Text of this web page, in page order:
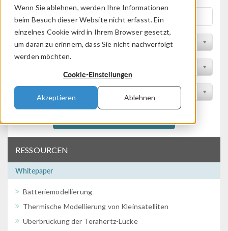
Wenn Sie ablehnen, werden Ihre Informationen
beim Besuch dieser Website nicht erfasst. Ein
einzelnes Cookie wird in Ihrem Browser gesetzt,
um daran zu erinnern, dass Sie nicht nachverfolgt
werden möchten.
Cookie-Einstellungen
Akzeptieren Ablehnen
Nach Themengebiet filtern
RESSOURCEN
Whitepaper
Batteriemodellierung
Thermische Modellierung von Kleinsatelliten
Überbrückung der Terahertz-Lücke